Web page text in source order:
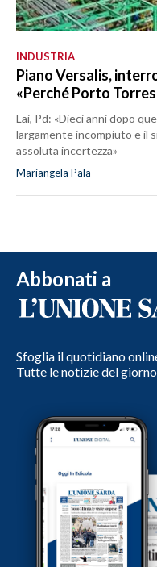
INDUSTRIA
Piano Versalis,
«Perché Porto
Lai, Pd: «Dieci anni dopo
largamente incompiuto e il
assoluta incertezza»
Mariangela Pala
Abbonati a
Sfoglia il quotidiano
Tutte le notizie del